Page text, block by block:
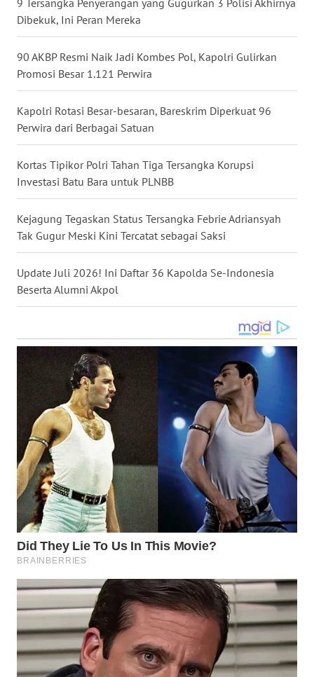
Dibekuk, Ini Peran Mereka
90 AKBP Resmi Naik Jadi Kombes Pol, Kapolri Gulirkan
Promosi Besar 1.121 Perwira
Kapolri Rotasi Besar-besaran, Bareskrim Diperkuat 96
Perwira dari Berbagai Satuan
Kortas Tipikor Polri Tahan Tiga Tersangka Korupsi
Investasi Batu Bara untuk PLNBB
Kejagung Tegaskan Status Tersangka Febrie Adriansyah
Tak Gugur Meski Kini Tercatat sebagai Saksi
Update Juli 2026! Ini Daftar 36 Kapolda Se-Indonesia
Beserta Alumni Akpol
WN
WN
WN
JATIM
WN
BALI
WN
KALBAR
WN
KALTENG
KALTARA
WN
WN
KALTIM
WN
SULSEL
WN
GORONTALO
WN
WN
MALUKU